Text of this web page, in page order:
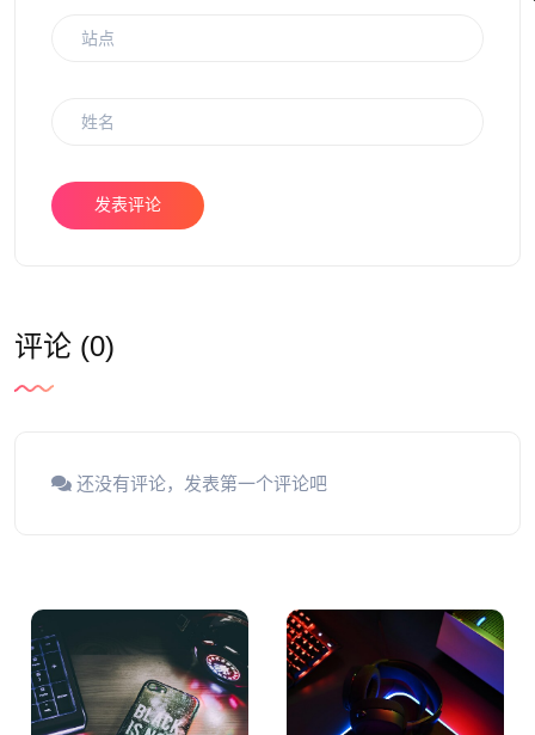
发表评论
评论 (0)
还没有评论，发表第一个评论吧